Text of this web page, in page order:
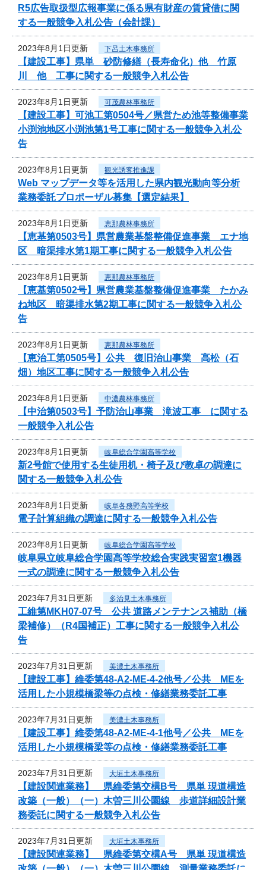
R5広告取扱型広報事業に係る県有財産の賃貸借に関
する一般競争入札公告（会計課）
2023年8月1日更新 下呂土木事務所
【建設工事】県単 砂防修繕（長寿命化）他 竹原
川 他 工事に関する一般競争入札公告
2023年8月1日更新 可茂農林事務所
【建設工事】可池工第0504号／県営ため池等整備事業
小渕池地区小渕池第1号工事に関する一般競争入札公
告
2023年8月1日更新 観光誘客推進課
Web マップデータ等を活用した県内観光動向等分析
業務委託プロポーザル募集【選定結果】
2023年8月1日更新 恵那農林事務所
【恵基第0503号】県営農業基盤整備促進事業 エナ地
区 暗渠排水第1期工事に関する一般競争入札公告
2023年8月1日更新 恵那農林事務所
【恵基第0502号】県営農業基盤整備促進事業 たかみ
ね地区 暗渠排水第2期工事に関する一般競争入札公
告
2023年8月1日更新 恵那農林事務所
【恵治工第0505号】公共 復旧治山事業 高松（石
畑）地区工事に関する一般競争入札公告
2023年8月1日更新 中濃農林事務所
【中治第0503号】予防治山事業 滝波工事 に関する
一般競争入札公告
2023年8月1日更新 岐阜総合学園高等学校
新2号館で使用する生徒用机・椅子及び教卓の調達に
関する一般競争入札公告
2023年8月1日更新 岐阜各務野高等学校
電子計算組織の調達に関する一般競争入札公告
2023年8月1日更新 岐阜総合学園高等学校
岐阜県立岐阜総合学園高等学校総合実践実習室1機器
一式の調達に関する一般競争入札公告
2023年7月31日更新 多治見土木事務所
工維第MKH07-07号 公共 道路メンテナンス補助（橋
梁補修）（R4国補正）工事に関する一般競争入札公
告
2023年7月31日更新 美濃土木事務所
【建設工事】維委第48-A2-ME-4-2他号／公共 MEを
活用した小規模橋梁等の点検・修繕業務委託工事
2023年7月31日更新 美濃土木事務所
【建設工事】維委第48-A2-ME-4-1他号／公共 MEを
活用した小規模橋梁等の点検・修繕業務委託工事
2023年7月31日更新 大垣土木事務所
【建設関連業務】 県維委第交構B号 県単 現道構造
改築（一般）（一）木曽三川公園線 歩道詳細設計業
務委託に関する一般競争入札公告
2023年7月31日更新 大垣土木事務所
【建設関連業務】 県維委第交構A号 県単 現道構造